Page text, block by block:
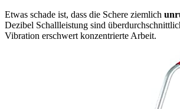
Etwas schade ist, dass die Schere ziemlich
Dezibel Schallleistung sind
Vibration erschwert konzentrierte Arbeit.